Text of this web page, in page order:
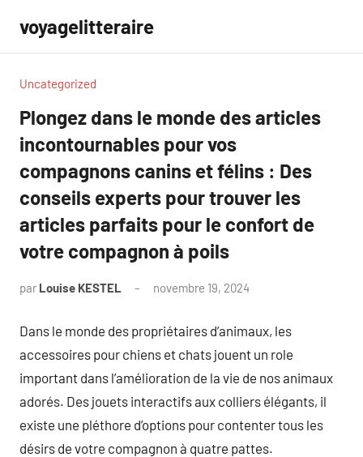
contenu
voyagelitteraire
Uncategorized
Plongez dans le monde des articles
incontournables pour vos
compagnons canins et félins : Des
conseils experts pour trouver les
articles parfaits pour le confort de
votre compagnon à poils
par Louise KESTEL novembre 19, 2024
Dans le monde des propriétaires d’animaux, les
accessoires pour chiens et chats jouent un role
important dans l’amélioration de la vie de nos animaux
adorés. Des jouets interactifs aux colliers élégants, il
existe une pléthore d’options pour contenter tous les
désirs de votre compagnon à quatre pattes.